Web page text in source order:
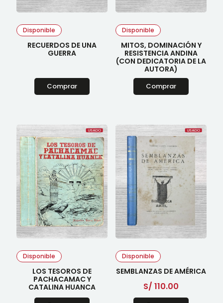
Disponible
RECUERDOS DE UNA
GUERRA
Comprar
Disponible
MITOS, DOMINACIÓN Y
RESISTENCIA ANDINA
(CON DEDICATORIA DE LA
AUTORA)
Comprar
Disponible
LOS TESOROS DE
PACHACAMAC Y
CATALINA HUANCA
Disponible
SEMBLANZAS DE AMÉRICA
S/ 110.00